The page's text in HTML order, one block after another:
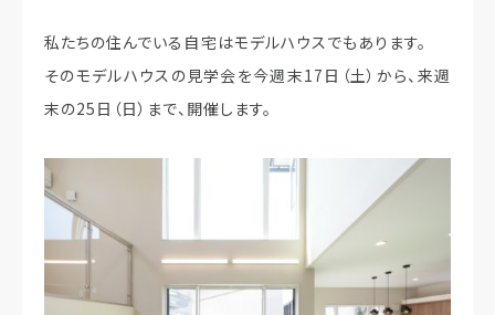
私たちの住んでいる自宅はモデルハウスでもあります。
そのモデルハウスの見学会を今週末17日（土）から、来週
末の25日（日）まで、開催します。